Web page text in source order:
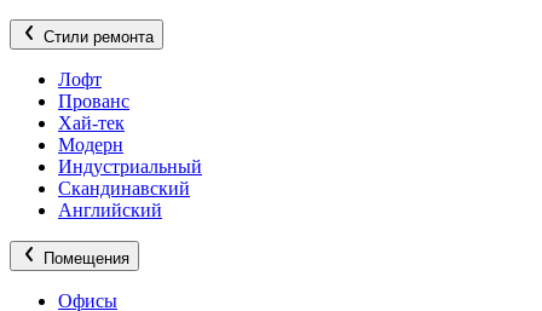
Стили ремонта
Лофт
Прованс
Хай-тек
Модерн
Индустриальный
Скандинавский
Английский
Помещения
Офисы